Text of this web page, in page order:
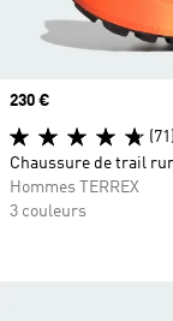
Prix
230 €
(71)
Chaussure de trail
Hommes TERREX
3 couleurs